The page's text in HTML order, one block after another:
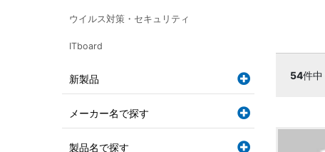
54件中
ウイルス対策・セキュリティ
ITboard
新製品
メーカー名で探す
製品名で探す